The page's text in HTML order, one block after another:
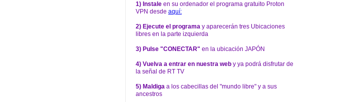
1) Instale en su ordenador el programa gratuito Proton
VPN desde aquí:
2) Ejecute el programa y aparecerán tres Ubicaciones
libres en la parte izquierda
3) Pulse "CONECTAR" en la ubicación JAPÓN
4) Vuelva a entrar en nuestra web y ya podrá disfrutar de
la señal de RT TV
5) Maldiga a los cabecillas del "mundo libre" y a sus
ancestros